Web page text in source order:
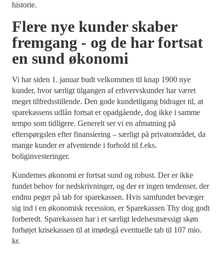
historie.
Flere nye kunder skaber
fremgang - og de har fortsat
en sund økonomi
Vi har siden 1. januar budt velkommen til knap 1900 nye
kunder, hvor særligt tilgangen af erhvervskunder har været
meget tilfredsstillende. Den gode kundetilgang bidrager til, at
sparekassens udlån fortsat er opadgående, dog ikke i samme
tempo som tidligere. Generelt ser vi en afmatning på
efterspørgslen efter finansiering – særligt på privatområdet, da
mange kunder er afventende i forhold til f.eks.
boliginvesteringer.
Kundernes økonomi er fortsat sund og robust. Der er ikke
fundet behov for nedskrivninger, og der er ingen tendenser, der
endnu peger på tab for sparekassen. Hvis samfundet bevæger
sig ind i en økonomisk recession, er Sparekassen Thy dog godt
forberedt. Sparekassen har i et særligt ledelsesmæssigt skøn
forhøjet krisekassen til at imødegå eventuelle tab til 107 mio.
kr.